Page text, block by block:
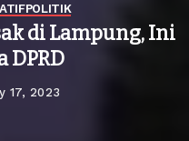
POLITIK
di Lampung, Ini
DPRD
17, 2023